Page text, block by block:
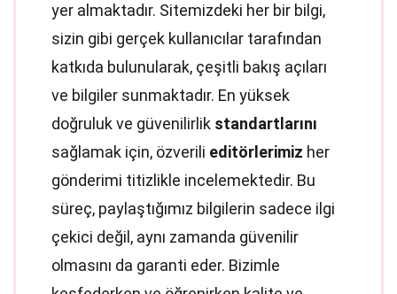
yer almaktadır. Sitemizdeki her bir bilgi,
sizin gibi gerçek kullanıcılar tarafından
katkıda bulunularak, çeşitli bakış açıları
ve bilgiler sunmaktadır. En yüksek
doğruluk ve güvenilirlik standartlarını
sağlamak için, özverili editörlerimiz her
gönderimi titizlikle incelemektedir. Bu
süreç, paylaştığımız bilgilerin sadece ilgi
çekici değil, aynı zamanda güvenilir
olmasını da garanti eder. Bizimle